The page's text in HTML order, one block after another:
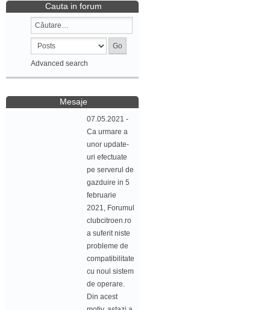
Cauta in forum
Advanced search
Mesaje
07.05.2021 -
Ca urmare a
unor update-
uri efectuate
pe serverul de
gazduire in 5
februarie
2021, Forumul
clubcitroen.ro
a suferit niste
probleme de
compatibilitate
cu noul sistem
de operare.
Din acest